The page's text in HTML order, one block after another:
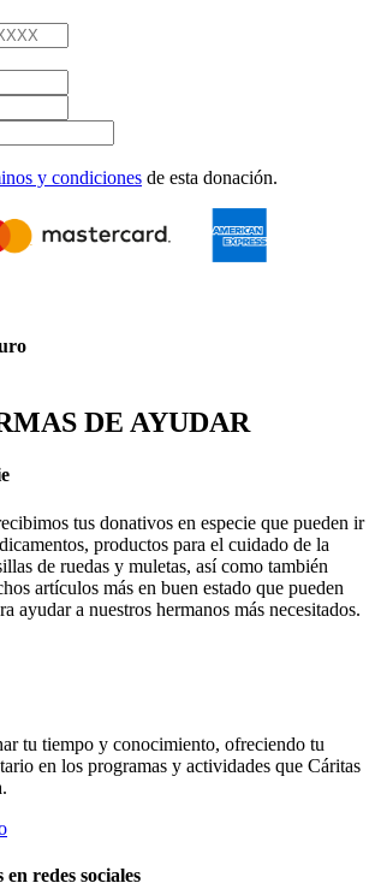
y condiciones de esta donación.
DE AYUDAR
tus donativos en especie que pueden ir
productos para el cuidado de la
de ruedas y muletas, así como también
artículos más en buen estado que pueden
ayudar a nuestros hermanos más necesitados.
tu tiempo y conocimiento, ofreciendo tu
en los programas y actividades que Cáritas
redes sociales